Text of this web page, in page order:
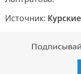
Источник: